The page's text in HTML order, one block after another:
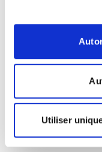
Utiliser